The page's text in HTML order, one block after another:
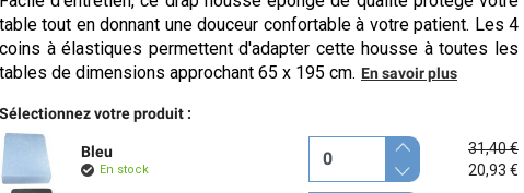
table tout en donnant une douceur confortable à votre patient. Les 4
coins à élastiques permettent d'adapter cette housse à toutes les
tables de dimensions approchant 65 x 195 cm. En savoir plus
Sélectionnez votre produit :
Bleu
En stock
31,40 €
20,93 €